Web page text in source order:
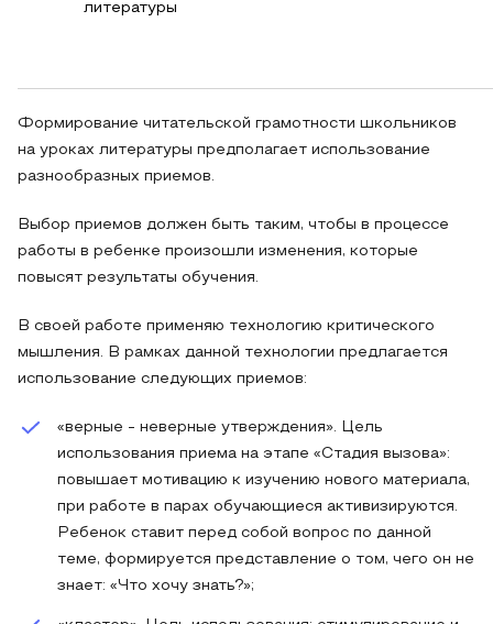
литературы
Формирование читательской грамотности школьников
на уроках литературы предполагает использование
разнообразных приемов.
Выбор приемов должен быть таким, чтобы в процессе
работы в ребенке произошли изменения, которые
повысят результаты обучения.
В своей работе применяю технологию критического
мышления. В рамках данной технологии предлагается
использование следующих приемов:
«верные - неверные утверждения». Цель
использования приема на этапе «Стадия вызова»:
повышает мотивацию к изучению нового материала,
при работе в парах обучающиеся активизируются.
Ребенок ставит перед собой вопрос по данной
теме, формируется представление о том, чего он не
знает: «Что хочу знать?»;